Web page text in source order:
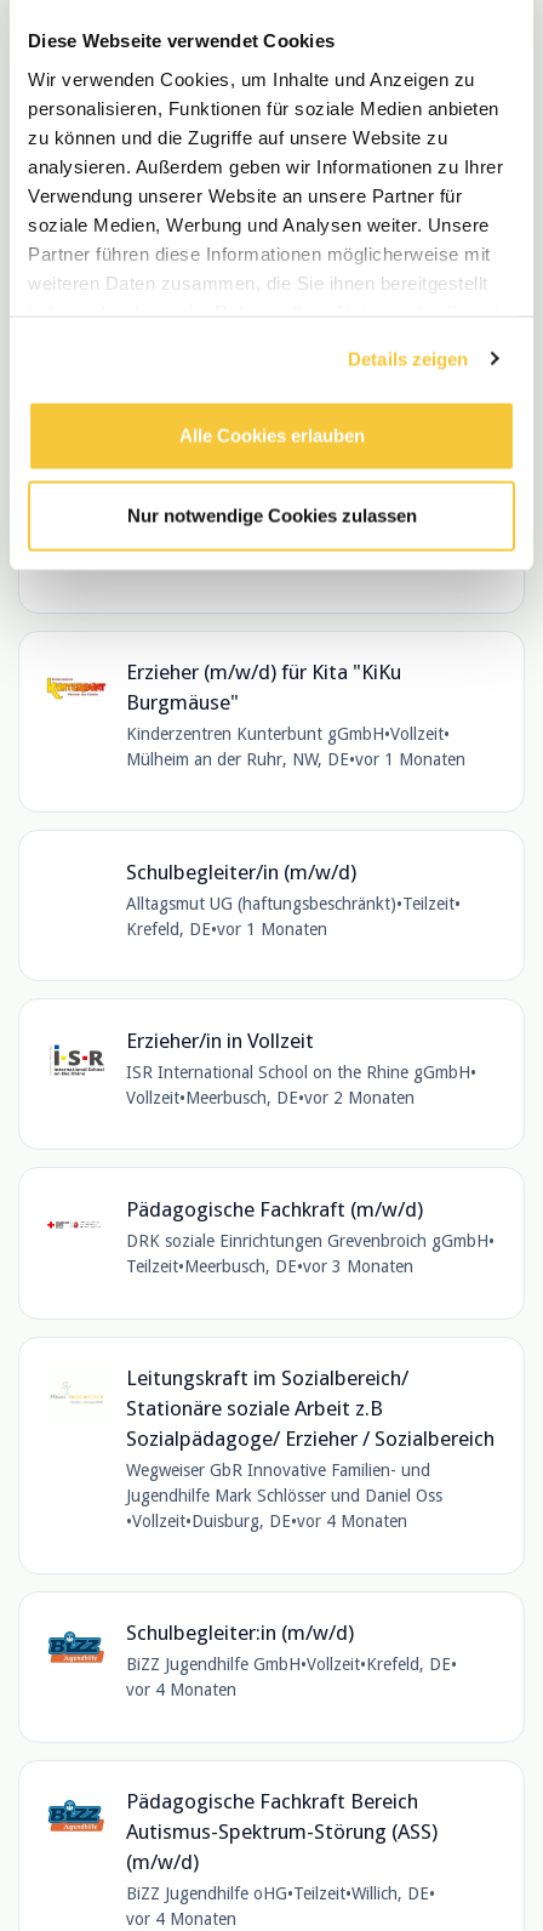
Diese Webseite verwendet Cookies
Wir verwenden Cookies, um Inhalte und Anzeigen zu
personalisieren, Funktionen für soziale Medien anbieten
zu können und die Zugriffe auf unsere Website zu
analysieren. Außerdem geben wir Informationen zu Ihrer
Verwendung unserer Website an unsere Partner für
soziale Medien, Werbung und Analysen weiter. Unsere
Partner führen diese Informationen möglicherweise mit
weiteren Daten zusammen, die Sie ihnen bereitgestellt
Details zeigen
Alle Cookies erlauben
Nur notwendige Cookies zulassen
Erzieher (m/w/d) - Waldkita in Mülheim-
JobAtlas•Vollzeit•
Mülheim an der Ruhr, North Rhine-Westphalia,
Germany
• €3.200 - €4.000 / Monat •vor 3 Wochen
Erzieher (w/m/d) im CJD
Halloween Kinderbetreuer (m/w/d)
Erzieher (m/w/d) für Kita "KiKu
Burgmäuse"
Kinderzentren Kunterbunt gGmbH•Vollzeit•
Mülheim an der Ruhr, NW, DE•vor 1 Monaten
Schulbegleiter/in (m/w/d)
Alltagsmut UG (haftungsbeschränkt)•Teilzeit•
Krefeld, DE•vor 1 Monaten
Erzieher/in in Vollzeit
ISR International School on the Rhine gGmbH•
Vollzeit•Meerbusch, DE•vor 2 Monaten
Pädagogische Fachkraft (m/w/d)
DRK soziale Einrichtungen Grevenbroich gGmbH•
Teilzeit•Meerbusch, DE•vor 3 Monaten
Leitungskraft im Sozialbereich/
Stationäre soziale Arbeit z.B
Sozialpädagoge/ Erzieher / Sozialbereich
Wegweiser GbR Innovative Familien- und
Jugendhilfe Mark Schlösser und Daniel Oss
•Vollzeit•Duisburg, DE•vor 4 Monaten
Schulbegleiter:in (m/w/d)
BiZZ Jugendhilfe GmbH•Vollzeit•Krefeld, DE•
vor 4 Monaten
Pädagogische Fachkraft Bereich
Autismus-Spektrum-Störung (ASS)
(m/w/d)
BiZZ Jugendhilfe oHG•Teilzeit•Willich, DE•
vor 4 Monaten